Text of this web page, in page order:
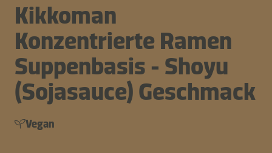
Kikkoman
Konzentrierte Ramen
Suppenbasis - Shoyu
(Sojasauce) Geschmack
Vegan